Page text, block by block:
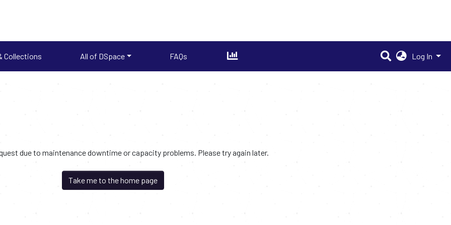
Collections All of DSpace FAQs Log In
due to maintenance downtime or capacity problems. Please try again later.
Take me to the home page